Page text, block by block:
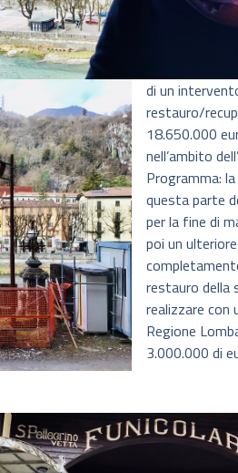
di un
restauro/
18.650.000
nell’ambito
Programma:
questa parte
per la fine di
poi un
restauro
realizzare con
Regione
3.000.000 di